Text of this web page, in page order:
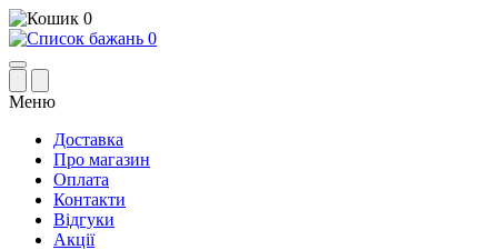
0
0
Меню
Доставка
Про магазин
Оплата
Контакти
Відгуки
Акції